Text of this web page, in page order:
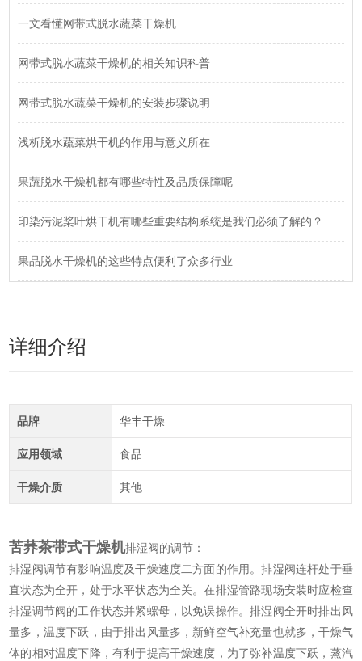
一文看懂网带式脱水蔬菜干燥机
网带式脱水蔬菜干燥机的相关知识科普
网带式脱水蔬菜干燥机的安装步骤说明
浅析脱水蔬菜烘干机的作用与意义所在
果蔬脱水干燥机都有哪些特性及品质保障呢
印染污泥桨叶烘干机有哪些重要结构系统是我们必须了解的？
果品脱水干燥机的这些特点便利了众多行业
详细介绍
品牌 华丰干燥
应用领域 食品
干燥介质 其他
苦荞茶带式干燥机排湿阀的调节：
排湿阀调节有影响温度及干燥速度二方面的作用。排湿阀连杆处于垂
直状态为全开，处于水平状态为全关。在排湿管路现场安装时应检查
排湿调节阀的工作状态并紧螺母，以免误操作。排湿阀全开时排出风
量多，温度下跃，由于排出风量多，新鲜空气补充量也就多，干燥气
体的相对温度下降，有利于提高干燥速度，为了弥补温度下跃，蒸汽